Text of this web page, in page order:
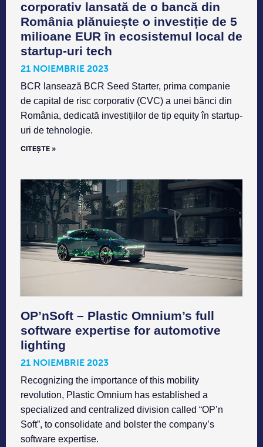
corporativ lansată de o bancă din
România plănuiește o investiție de 5
milioane EUR în ecosistemul local de
startup-uri tech
21 NOIEMBRIE 2023
BCR lansează BCR Seed Starter, prima companie
de capital de risc corporativ (CVC) a unei bănci din
România, dedicată investițiilor de tip equity în startup-
uri de tehnologie.
CITEȘTE »
OP’nSoft – Plastic Omnium’s full
software expertise for automotive
lighting
21 NOIEMBRIE 2023
Recognizing the importance of this mobility
revolution, Plastic Omnium has established a
specialized and centralized division called “OP’n
Soft”, to consolidate and bolster the company’s
software expertise.